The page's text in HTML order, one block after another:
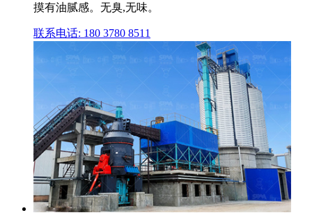
摸有油腻感。无臭,无味。
联系电话: 180 3780 8511